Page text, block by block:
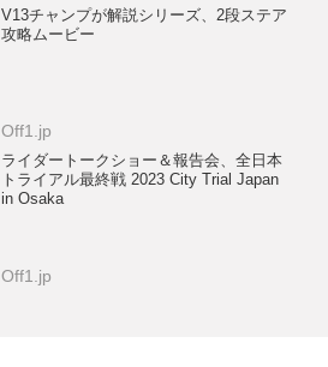
V13チャンプが解説シリーズ、2段ステア
攻略ムービー
Off1.jp
ライダートークショー＆報告会、全日本
トライアル最終戦 2023 City Trial Japan
in Osaka
Off1.jp